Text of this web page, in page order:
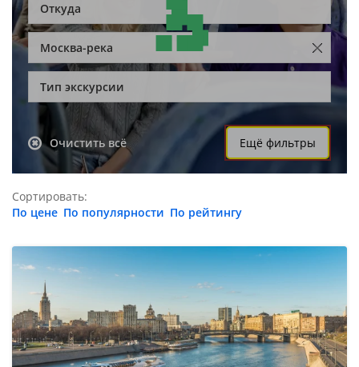
Откуда
Москва-река
Тип экскурсии
Очистить всё Ещё фильтры
Сортировать:
По цене По популярности По рейтингу